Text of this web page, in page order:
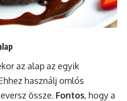
az alap az egyik
használj omlós
össze. Fontos, hogy a